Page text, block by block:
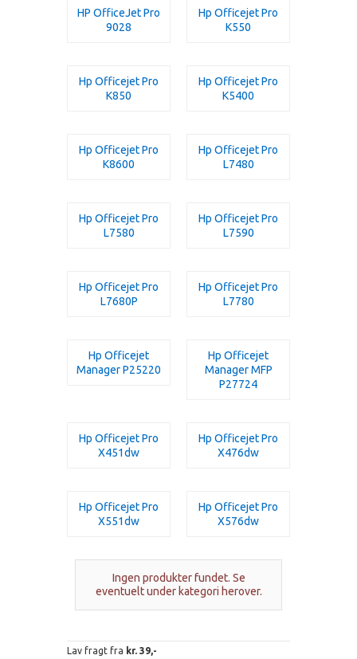
HP OfficeJet Pro
9028
Hp Officejet Pro
K550
Hp Officejet Pro
K850
Hp Officejet Pro
K5400
Hp Officejet Pro
K8600
Hp Officejet Pro
L7480
Hp Officejet Pro
L7580
Hp Officejet Pro
L7590
Hp Officejet Pro
L7680P
Hp Officejet Pro
L7780
Hp Officejet
Manager P25220
Hp Officejet
Manager MFP
P27724
Hp Officejet Pro
X451dw
Hp Officejet Pro
X476dw
Hp Officejet Pro
X551dw
Hp Officejet Pro
X576dw
Ingen produkter fundet. Se
eventuelt under kategori herover.
Lav fragt fra kr. 39,-